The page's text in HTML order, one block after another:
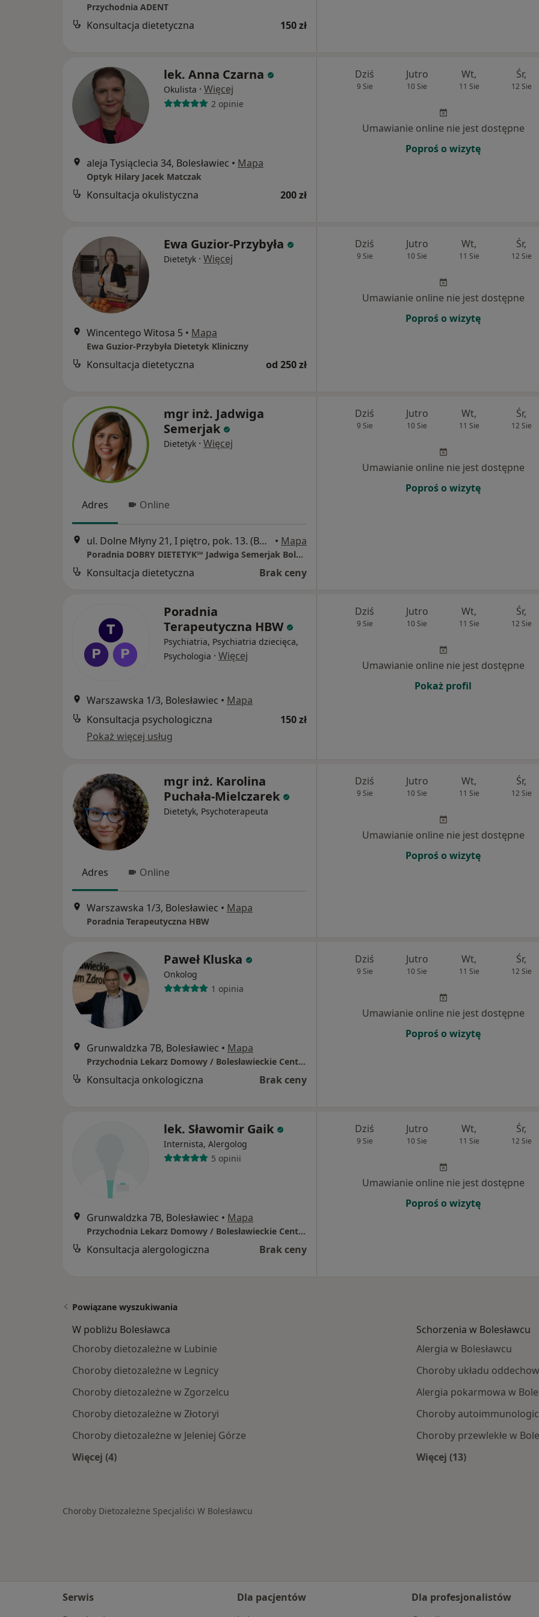
Przychodnia ADENT
Konsultacja dietetyczna 150 zł
lek. Anna Czarna
Okulista · Więcej
2 opinie
aleja Tysiąclecia 34, Bolesławiec • Mapa
Optyk Hilary Jacek Matczak
Konsultacja okulistyczna 200 zł
Dziś
9 Sie
Jutro
10 Sie
Wt,
11 Sie
Śr,
12 Sie
Umawianie online nie jest dostępne
Poproś o wizytę
Ewa Guzior-Przybyła
Dietetyk · Więcej
Wincentego Witosa 5 • Mapa
Ewa Guzior-Przybyła Dietetyk Kliniczny
Konsultacja dietetyczna od 250 zł
Dziś
9 Sie
Jutro
10 Sie
Wt,
11 Sie
Śr,
12 Sie
Umawianie online nie jest dostępne
Poproś o wizytę
mgr inż. Jadwiga
Semerjak
Dietetyk · Więcej
Adres Online
ul. Dolne Młyny 21, I piętro, pok. 13. (Bolesławieckie Centrum Zdrowia), Bolesławiec • Mapa
Poradnia DOBRY DIETETYK℠ Jadwiga Semerjak Bolesławiec
Konsultacja dietetyczna Brak ceny
Dziś
9 Sie
Jutro
10 Sie
Wt,
11 Sie
Śr,
12 Sie
Umawianie online nie jest dostępne
Poproś o wizytę
Poradnia
Terapeutyczna HBW
Psychiatria, Psychiatria dziecięca,
Psychologia · Więcej
Warszawska 1/3, Bolesławiec • Mapa
Konsultacja psychologiczna
150 zł
Pokaż więcej usług
Dziś
9 Sie
Jutro
10 Sie
Wt,
11 Sie
Śr,
12 Sie
Umawianie online nie jest dostępne
Pokaż profil
mgr inż. Karolina
Puchała-Mielczarek
Dietetyk, Psychoterapeuta
Adres Online
Warszawska 1/3, Bolesławiec • Mapa
Poradnia Terapeutyczna HBW
Dziś
9 Sie
Jutro
10 Sie
Wt,
11 Sie
Śr,
12 Sie
Umawianie online nie jest dostępne
Poproś o wizytę
Paweł Kluska
Onkolog
1 opinia
Grunwaldzka 7B, Bolesławiec • Mapa
Przychodnia Lekarz Domowy / Bolesławieckie Centrum Zdrowia
Konsultacja onkologiczna Brak ceny
Dziś
9 Sie
Jutro
10 Sie
Wt,
11 Sie
Śr,
12 Sie
Umawianie online nie jest dostępne
Poproś o wizytę
lek. Sławomir Gaik
Internista, Alergolog
5 opinii
Grunwaldzka 7B, Bolesławiec • Mapa
Przychodnia Lekarz Domowy / Bolesławieckie Centrum Zdrowia
Konsultacja alergologiczna Brak ceny
Dziś
9 Sie
Jutro
10 Sie
Wt,
11 Sie
Śr,
12 Sie
Umawianie online nie jest dostępne
Poproś o wizytę
Powiązane wyszukiwania
W pobliżu Bolesławca
Choroby dietozależne w Lubinie
Choroby dietozależne w Legnicy
Choroby dietozależne w Zgorzelcu
Choroby dietozależne w Złotoryi
Choroby dietozależne w Jeleniej Górze
Więcej (4)
Schorzenia w Bolesławcu
Alergia w Bolesławcu
Choroby układu
Alergia pokarmowa w
Choroby
Choroby przewlekłe w
Więcej (13)
Choroby Dietozależne Specjaliści W Bolesławcu
Serwis
Dla pacjentów
Dla profesjonalistów